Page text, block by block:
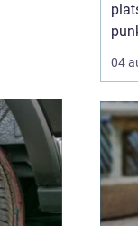
En
då
04